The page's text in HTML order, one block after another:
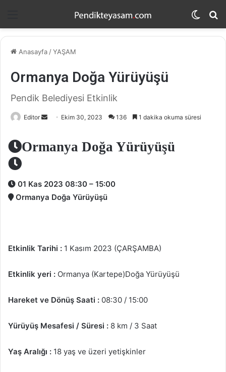
Dış
Anasayfa/YAŞAM
Ormanya Doğa Yürüyüşü
Pendik Belediyesi Etkinlik
Editor
e
s
ö
d
r
e
Ekim 30, 2023 136 1 dakika okuma süresi
Ormanya Doğa Yürüyüşü
01 Kas 2023 08:30 – 15:00
Ormanya Doğa Yürüyüşü
Etkinlik Tarihi : 1 Kasım 2023 (ÇARŞAMBA)
Etkinlik yeri : Ormanya (Kartepe)Doğa Yürüyüşü
Hareket ve Dönüş Saati : 08:30 / 15:00
Yürüyüş Mesafesi / Süresi : 8 km / 3 Saat
Yaş Aralığı : 18 yaş ve üzeri yetişkinler